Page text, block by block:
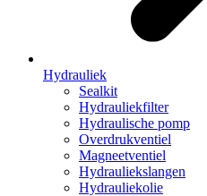
Hydrauliek
Sealkit
Hydrauliekfilter
Hydraulische pomp
Overdrukventiel
Magneetventiel
Hydrauliekslangen
Hydrauliekolie